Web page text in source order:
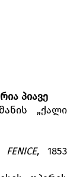
პიავე
„ქალი
FENICE, 1853